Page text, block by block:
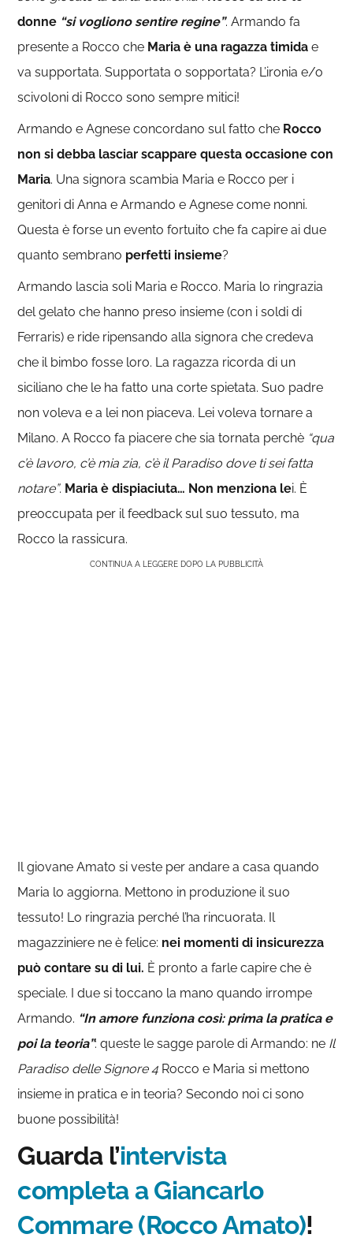
donne “si vogliono sentire regine”. Armando fa
presente a Rocco che Maria è una ragazza timida e
va supportata. Supportata o sopportata? L’ironia e/o
scivoloni di Rocco sono sempre mitici!
Armando e Agnese concordano sul fatto che Rocco
non si debba lasciar scappare questa occasione con
Maria. Una signora scambia Maria e Rocco per i
genitori di Anna e Armando e Agnese come nonni.
Questa è forse un evento fortuito che fa capire ai due
quanto sembrano perfetti insieme?
Armando lascia soli Maria e Rocco. Maria lo ringrazia
del gelato che hanno preso insieme (con i soldi di
Ferraris) e ride ripensando alla signora che credeva
che il bimbo fosse loro. La ragazza ricorda di un
siciliano che le ha fatto una corte spietata. Suo padre
non voleva e a lei non piaceva. Lei voleva tornare a
Milano. A Rocco fa piacere che sia tornata perchè “qua
c’è lavoro, c’è mia zia, c’è il Paradiso dove ti sei fatta
notare”. Maria è dispiaciuta… Non menziona lei. È
preoccupata per il feedback sul suo tessuto, ma
Rocco la rassicura.
CONTINUA A LEGGERE DOPO LA PUBBLICITÀ
Il giovane Amato si veste per andare a casa quando
Maria lo aggiorna. Mettono in produzione il suo
tessuto! Lo ringrazia perché l’ha rincuorata. Il
magazziniere ne è felice: nei momenti di insicurezza
può contare su di lui. È pronto a farle capire che è
speciale. I due si toccano la mano quando irrompe
Armando. “In amore funziona così: prima la pratica e
poi la teoria”: queste le sagge parole di Armando: ne Il
Paradiso delle Signore 4 Rocco e Maria si mettono
insieme in pratica e in teoria? Secondo noi ci sono
buone possibilità!
Guarda l’intervista
completa a Giancarlo
Commare (Rocco Amato)!